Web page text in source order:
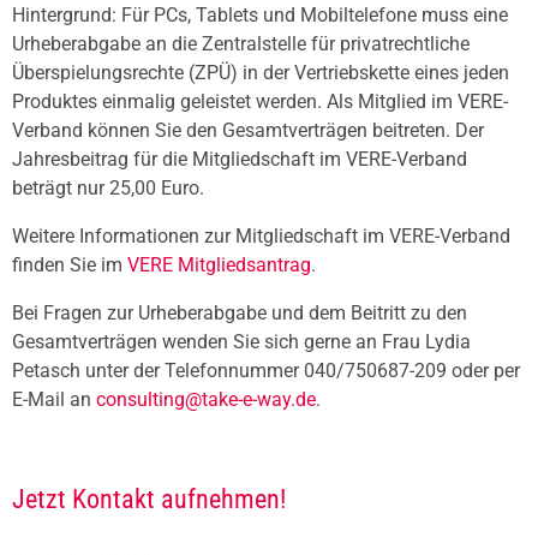
Hintergrund: Für PCs, Tablets und Mobiltelefone muss eine
Urheberabgabe an die Zentralstelle für privatrechtliche
Überspielungsrechte (ZPÜ) in der Vertriebskette eines jeden
Produktes einmalig geleistet werden. Als Mitglied im VERE-
Verband können Sie den Gesamtverträgen beitreten. Der
Jahresbeitrag für die Mitgliedschaft im VERE-Verband
beträgt nur 25,00 Euro.
Weitere Informationen zur Mitgliedschaft im VERE-Verband
finden Sie im VERE Mitgliedsantrag.
Bei Fragen zur Urheberabgabe und dem Beitritt zu den
Gesamtverträgen wenden Sie sich gerne an Frau Lydia
Petasch unter der Telefonnummer 040/750687-209 oder per
E-Mail an consulting@take-e-way.de.
Jetzt Kontakt aufnehmen!